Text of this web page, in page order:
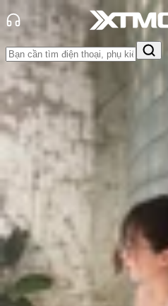
Trang chủ
Tin tức
Tư vấn
Tin Mới
Đánh Giá - Trên Tay
Thủ thuật
hàng - Sự kiện
Có nên mua
nhược điểm của
Turbo 3
Triệu Vy